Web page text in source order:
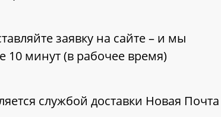
заявку на сайте – и мы
10 минут (в рабочее время)
службой доставки Новая Почта